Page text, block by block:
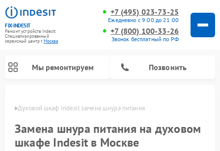
FIX-INDESIT
Ремонт устройств Indesit
Специализированный
cервисный центр г.Москва
+7 (495) 023-73-25
Ежедневно с 9:00 до 21:00
+7 (800) 100-33-26
Звонок бесплатный по РФ
Мы ремонтируем Позвонить
Духовой шкаф Indesit замена шнура питания
Замена шнура питания на духовом
шкафе Indesit в Москве